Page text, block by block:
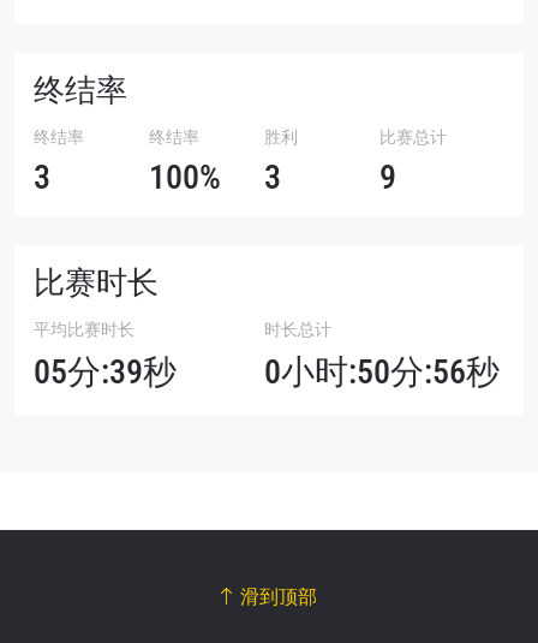
终结率
终结率
3
终结率
100%
胜利
3
比赛总计
9
比赛时长
平均比赛时长
05分:39秒
时长总计
0小时:50分:56秒
滑到顶部